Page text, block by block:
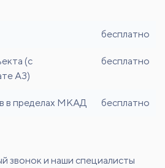
бесплатно
(с
A3)
бесплатно
в пределах МКАД бесплатно
звонок и наши специалисты